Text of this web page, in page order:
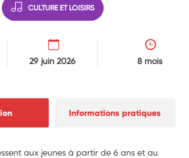
CULTURE ET LOISIRS
29 juin 2026 8 mois
Informations pratiques
aux jeunes à partir de 6 ans et au